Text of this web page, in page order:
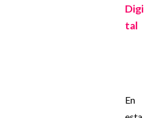
Digi
tal
En